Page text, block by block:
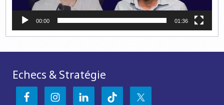
00:00 01:36
Echecs & Stratégie